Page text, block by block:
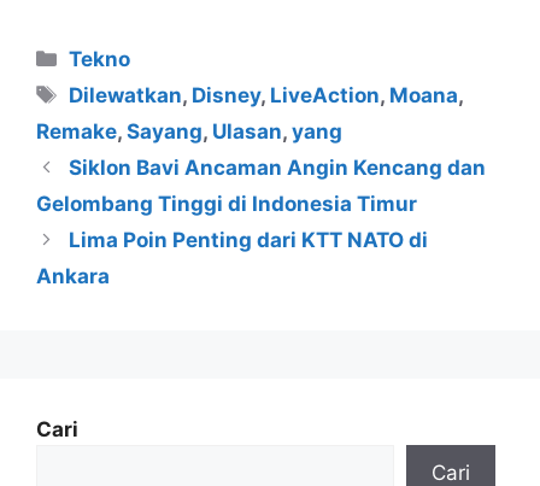
Kategori
Tekno
Tag
Dilewatkan, Disney, LiveAction, Moana,
Remake, Sayang, Ulasan, yang
Siklon Bavi Ancaman Angin Kencang dan
Gelombang Tinggi di Indonesia Timur
Lima Poin Penting dari KTT NATO di
Ankara
Cari
Cari